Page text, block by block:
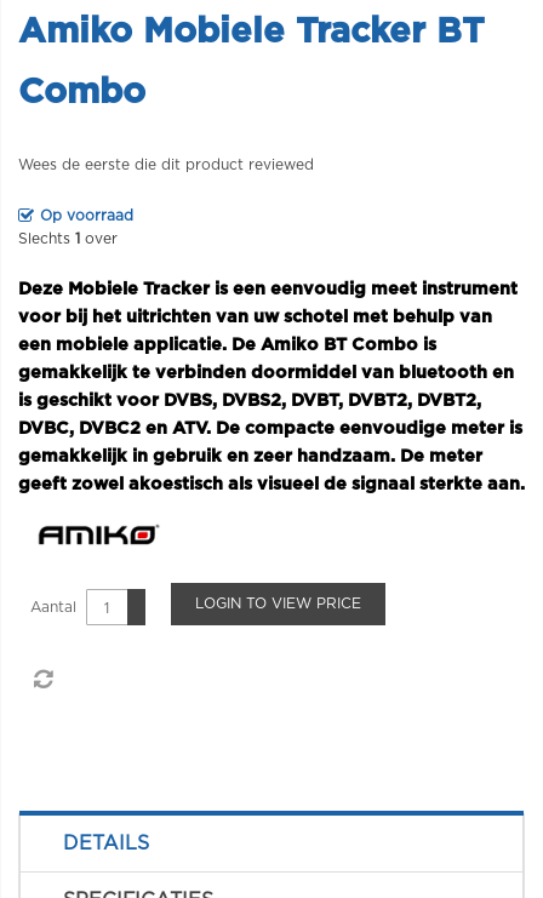
Amiko Mobiele Tracker BT
Combo
Wees de eerste die dit product reviewed
Op voorraad
Slechts 1 over
Deze Mobiele Tracker is een eenvoudig meet instrument
voor bij het uitrichten van uw schotel met behulp van
een mobiele applicatie. De Amiko BT Combo is
gemakkelijk te verbinden doormiddel van bluetooth en
is geschikt voor DVBS, DVBS2, DVBT, DVBT2, DVBT2,
DVBC, DVBC2 en ATV. De compacte eenvoudige meter is
gemakkelijk in gebruik en zeer handzaam. De meter
geeft zowel akoestisch als visueel de signaal sterkte aan.
Aantal LOGIN TO VIEW PRICE
DETAILS